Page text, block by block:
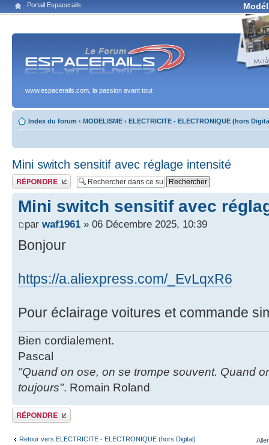
Portail Espacerails
www.espacerails.com, la passion avant tout
Index du forum ‹ MODELISME ‹ ELECTRICITE - ELECTRONIQUE (hors
Mini switch sensitif avec réglage intensité
Publier une réponse
Mini switch sensitif avec
par waf1961 » 06 Décembre 2025, 10:39
Bonjour
https://a.aliexpress.com/_EvLqxR6
Pour éclairage voitures et commande
Bien cordialement.
Pascal
"Quand on ose, on se trompe souvent. Quand
toujours". Romain Roland
Publier une réponse
Retour vers ELECTRICITE - ELECTRONIQUE (hors Digital)